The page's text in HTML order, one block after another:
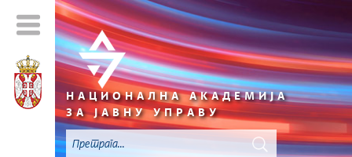
НАЦИОНАЛНА АКАДЕМИЈА
ЗА ЈАВНУ УПРАВУ